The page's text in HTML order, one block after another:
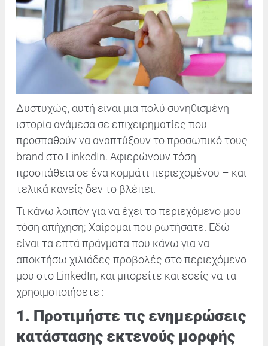
Δυστυχώς, αυτή είναι μια πολύ συνηθισμένη
ιστορία ανάμεσα σε επιχειρηματίες που
προσπαθούν να αναπτύξουν το προσωπικό τους
brand στο LinkedIn. Αφιερώνουν τόση
προσπάθεια σε ένα κομμάτι περιεχομένου – και
τελικά κανείς δεν το βλέπει.
Τι κάνω λοιπόν για να έχει το περιεχόμενο μου
τόση απήχηση; Χαίρομαι που ρωτήσατε. Εδώ
είναι τα επτά πράγματα που κάνω για να
αποκτήσω χιλιάδες προβολές στο περιεχόμενο
μου στο LinkedIn, και μπορείτε και εσείς να τα
χρησιμοποιήσετε :
1. Προτιμήστε τις ενημερώσεις
κατάστασης εκτενούς μορφής